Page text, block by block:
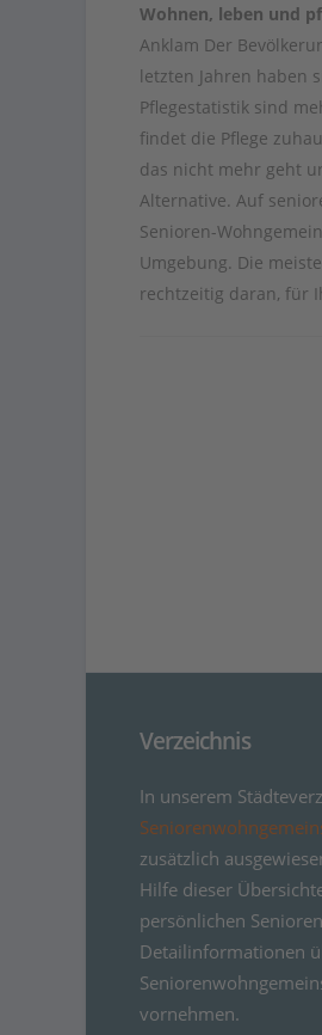
Wohnen, leben und
Anklam Der
letzten Jahren haben
Pflegestatistik sind
findet die Pflege
das nicht mehr geht
Alternative. Auf
Senioren-
Umgebung. Die
rechtzeitig daran, für
Verzeichnis
In unserem
zusätzlich
Hilfe dieser
persönlichen
Detailinformationen
vornehmen.